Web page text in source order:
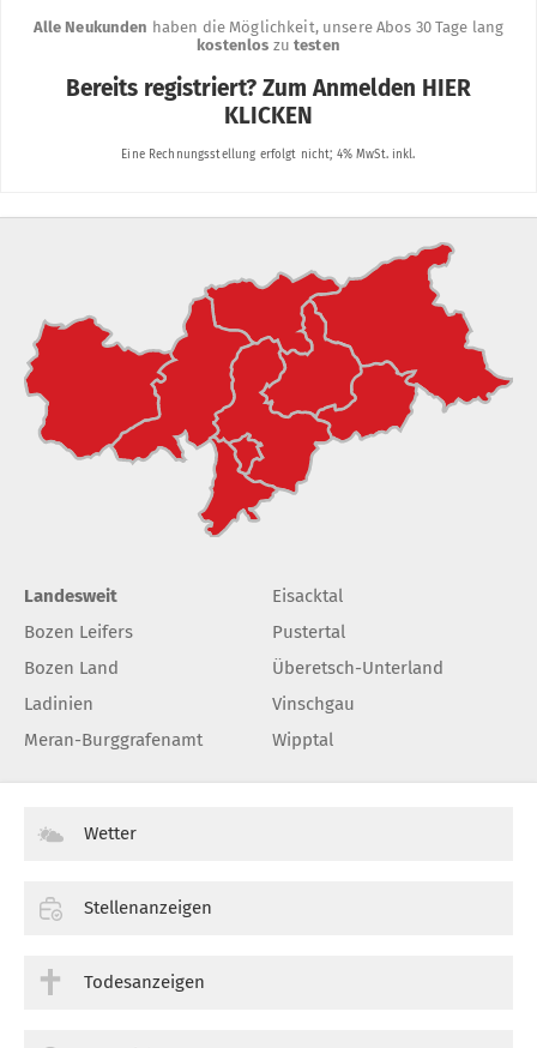
Landesweit
Bozen Leifers
Bozen Land
Ladinien
Meran-Burggrafenamt
Eisacktal
Pustertal
Überetsch-Unterland
Vinschgau
Wipptal
Wetter
Stellenanzeigen
Todesanzeigen